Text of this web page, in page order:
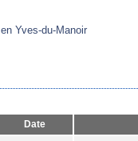
en Yves-du-Manoir
Date